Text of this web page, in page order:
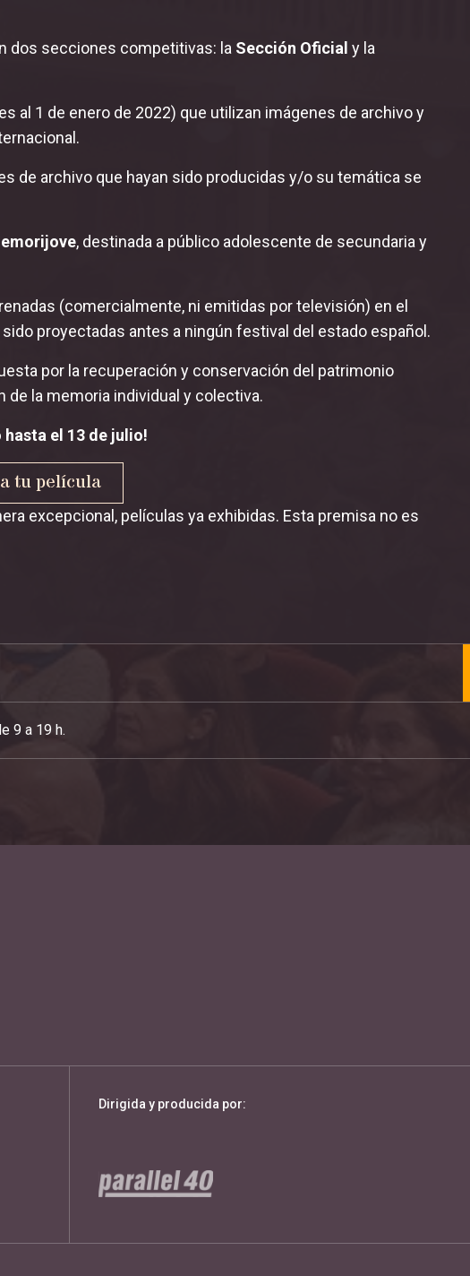
dos secciones competitivas: la Sección Oficial y la
al 1 de enero de 2022) que utilizan imágenes de archivo y
de archivo que hayan sido producidas y/o su temática se
, destinada a público adolescente de secundaria y
(comercialmente, ni emitidas por televisión) en el
proyectadas antes a ningún festival del estado español.
por la recuperación y conservación del patrimonio
de la memoria individual y colectiva.
hasta el 13 de julio!
tu película
excepcional, películas ya exhibidas. Esta premisa no es
9 a 19 h.
Dirigida y producida por: